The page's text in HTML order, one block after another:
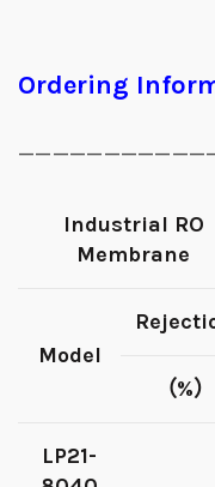
Ordering
Industrial RO
Membrane
Model
（%）
LP21-